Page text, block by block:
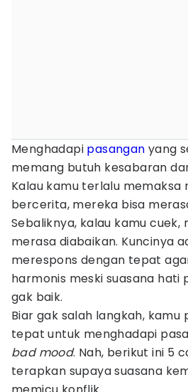
Menghadapi pasangan yang
memang butuh kesabaran
Kalau kamu terlalu memaksa
bercerita, mereka bisa
Sebaliknya, kalau kamu cuek,
merasa diabaikan. Kuncinya
merespons dengan tepat
harmonis meski suasana hati
gak baik.
Biar gak salah langkah,
tepat untuk menghadapi
bad mood. Nah, berikut ini 5
terapkan supaya suasana